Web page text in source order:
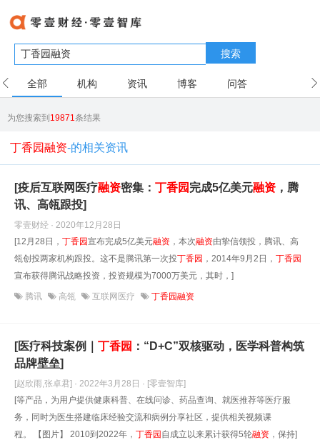
搜索
全部 机构 资讯 博客 问答
为您搜索到19871条结果
丁香园融资-的相关资讯
[疫后互联网医疗融资密集： 丁香园 完成5亿美元融资 ，腾
讯、高瓴跟投]
零壹财经 · 2020年12月28日
[12月28日， 丁香园宣布完成5亿美元融资 ，本次融资由挚信领投，腾讯、高
瓴创投两家机构跟投。这不是腾讯第一次投丁香园 ，2014年9月2日， 丁香园
宣布获得腾讯战略投资，投资规模为7000万美元，其时，]
腾讯 高瓴 互联网医疗 丁香园融资
[医疗科技案例｜ 丁香园 ：“D+C”双核驱动，医学科普构筑
品牌壁垒]
[赵欣雨,张卓君] · 2022年3月28日 · [零壹智库]
[等产品，为用户提供健康科普、在线问诊、药品查询、就医推荐等医疗服
务，同时为医生搭建临床经验交流和病例分享社区，提供相关视频课
程。 【图片】 2010到2022年， 丁香园自成立以来累计获得5轮融资 ，保持]